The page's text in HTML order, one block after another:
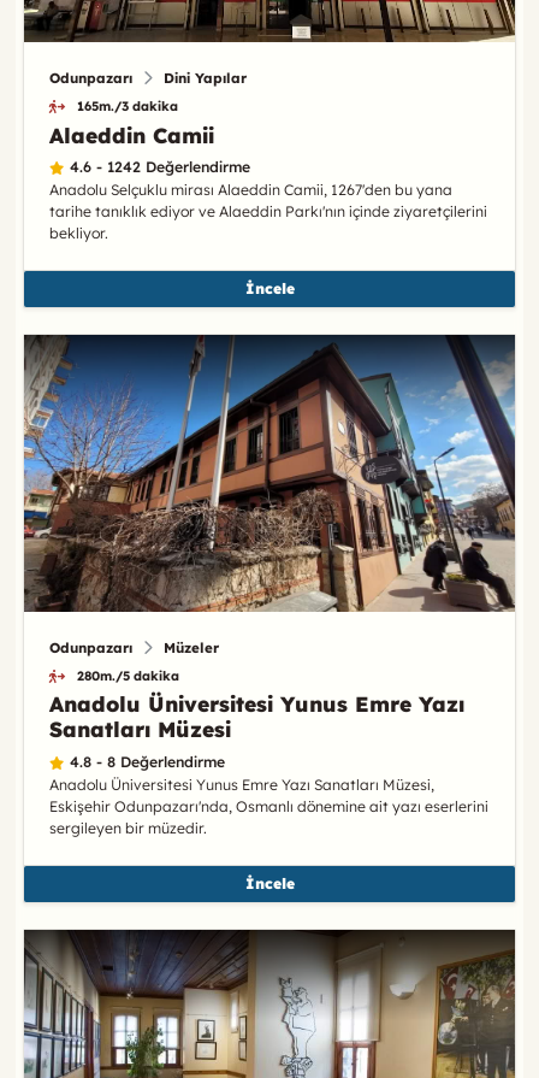
Odunpazarı Dini Yapılar
165m./3 dakika
Alaeddin Camii
4.6 - 1242 Değerlendirme
Anadolu Selçuklu mirası Alaeddin Camii, 1267'den bu yana
tarihe tanıklık ediyor ve Alaeddin Parkı'nın içinde ziyaretçilerini
bekliyor.
İncele
Odunpazarı Müzeler
280m./5 dakika
Anadolu Üniversitesi Yunus Emre Yazı
Sanatları Müzesi
4.8 - 8 Değerlendirme
Anadolu Üniversitesi Yunus Emre Yazı Sanatları Müzesi,
Eskişehir Odunpazarı'nda, Osmanlı dönemine ait yazı eserlerini
sergileyen bir müzedir.
İncele